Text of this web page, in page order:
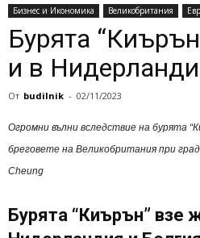
Бизнес и Икономика Великобритания
Бурята
и в
От budilnik - 02/11/2023
Огромни вълни вследствие на бурята
бреговете на Великобритания при
Cheung
Бурята “Киърън” взе